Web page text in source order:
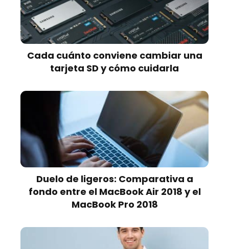
Cada cuánto conviene cambiar una
tarjeta SD y cómo cuidarla
Duelo de ligeros: Comparativa a
fondo entre el MacBook Air 2018 y el
MacBook Pro 2018